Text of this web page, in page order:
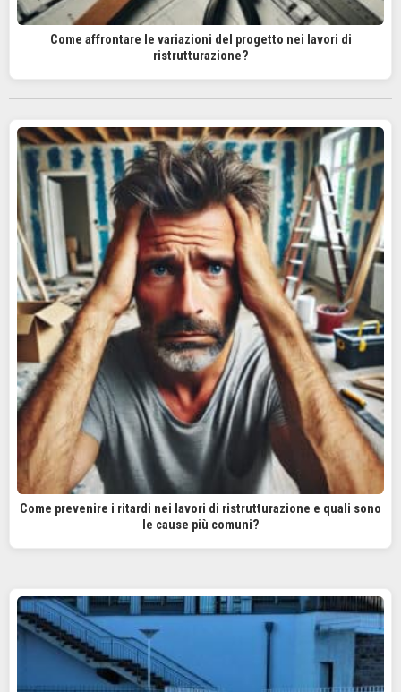
Come affrontare le variazioni del progetto nei lavori di
ristrutturazione?
Come prevenire i ritardi nei lavori di ristrutturazione e quali sono
le cause più comuni?